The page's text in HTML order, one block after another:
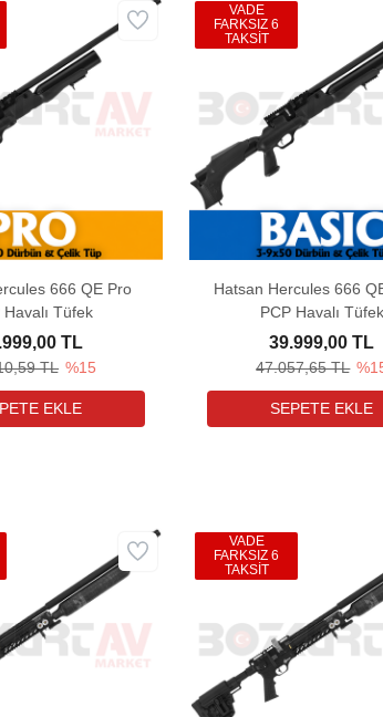
666 QE Pro
Havalı Tüfek
TL %15
TL
Hatsan Hercules 666
PCP Havalı Tüfek
47.057,65 TL
39.999,00 TL
VADE
FARKSIZ 6
TAKSİT
VADE
FARKSIZ 6
TAKSİT